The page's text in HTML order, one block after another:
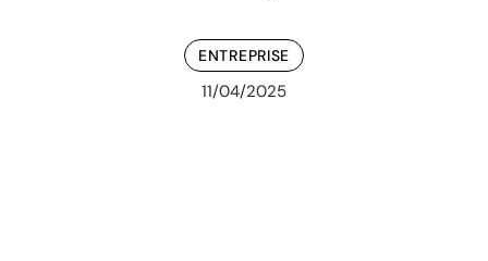
ENTREPRISE
11/04/2025